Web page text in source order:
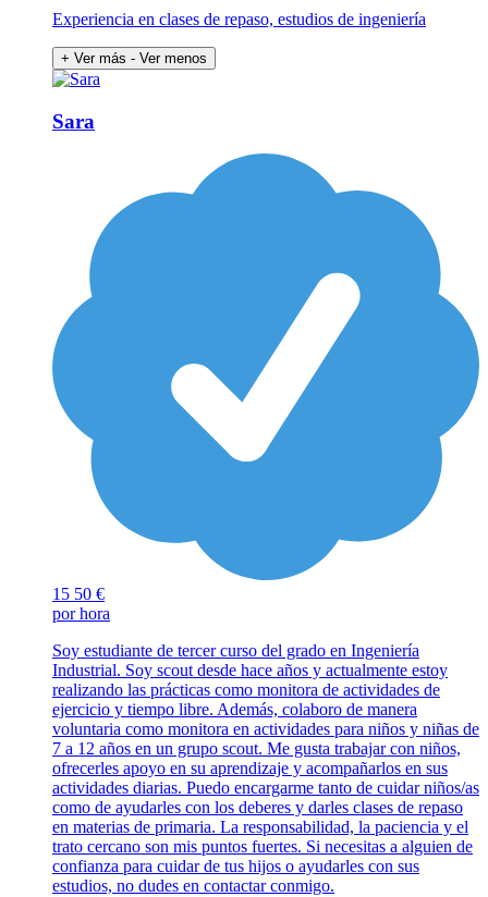
Experiencia en clases de repaso, estudios de ingeniería
+ Ver más - Ver menos
Sara
15 50 €
por hora
Soy estudiante de tercer curso del grado en Ingeniería
Industrial. Soy scout desde hace años y actualmente estoy
realizando las prácticas como monitora de actividades de
ejercicio y tiempo libre. Además, colaboro de manera
voluntaria como monitora en actividades para niños y niñas de
7 a 12 años en un grupo scout. Me gusta trabajar con niños,
ofrecerles apoyo en su aprendizaje y acompañarlos en sus
actividades diarias. Puedo encargarme tanto de cuidar niños/as
como de ayudarles con los deberes y darles clases de repaso
en materias de primaria. La responsabilidad, la paciencia y el
trato cercano son mis puntos fuertes. Si necesitas a alguien de
confianza para cuidar de tus hijos o ayudarles con sus
estudios, no dudes en contactar conmigo.